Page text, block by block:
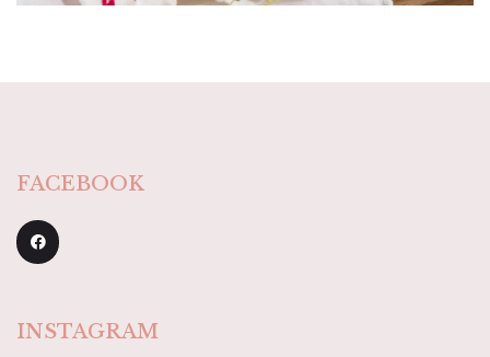
FACEBOOK
INSTAGRAM